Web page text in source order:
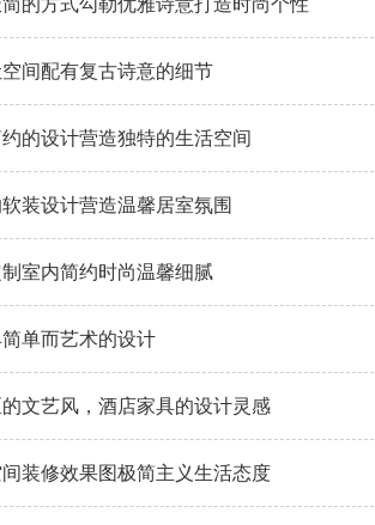
间配有复古诗意的细节
的设计营造独特的生活空间
装设计营造温馨居室氛围
室内简约时尚温馨细腻
单而艺术的设计
文艺风，酒店家具​的设计灵感
装修效果图极简主义生活态度